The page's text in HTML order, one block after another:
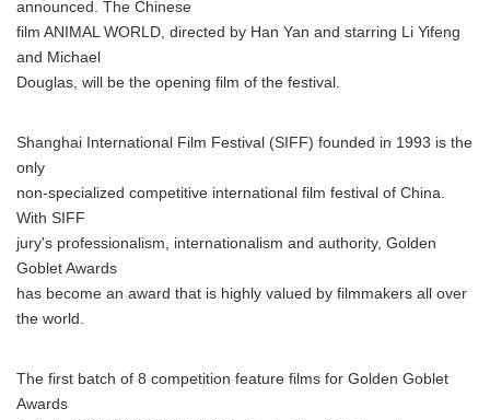
announced. The Chinese
film ANIMAL WORLD, directed by Han Yan and starring Li Yifeng
and Michael
Douglas, will be the opening film of the festival.
Shanghai International Film Festival (SIFF) founded in 1993 is the
only
non-specialized competitive international film festival of China.
With SIFF
jury's professionalism, internationalism and authority, Golden
Goblet Awards
has become an award that is highly valued by filmmakers all over
the world.
The first batch of 8 competition feature films for Golden Goblet
Awards